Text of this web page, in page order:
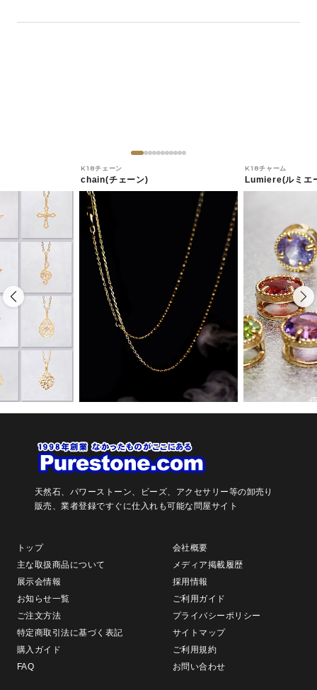
K18チェーン
chain(チェーン)
K18チャーム
Lumiere(ルミエ
天然石、パワーストーン、ビーズ、アクセサリー等の卸売り
販売、業者登録ですぐに仕入れも可能な問屋サイト
トップ
会社概要
主な取扱商品について
メディア掲載履歴
展示会情報
採用情報
お知らせ一覧
ご利用ガイド
ご注文方法
プライバシーポリシー
特定商取引法に基づく表記
サイトマップ
購入ガイド
ご利用規約
FAQ
お問い合わせ